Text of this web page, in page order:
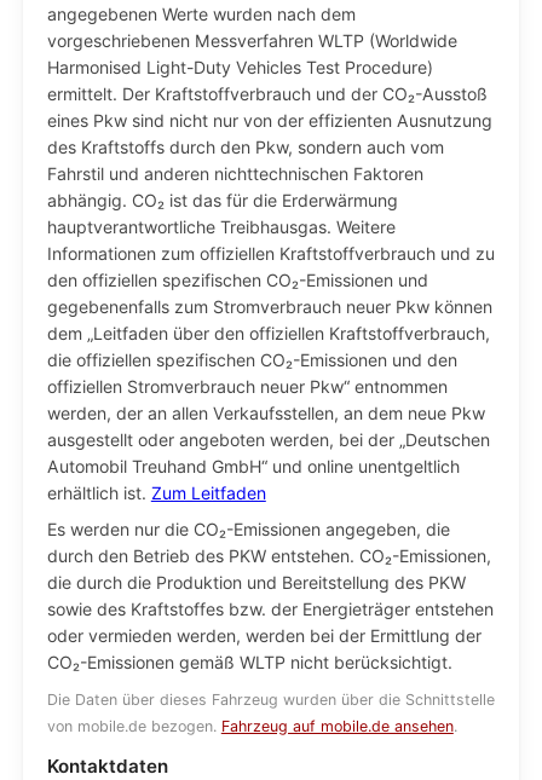
angegebenen Werte wurden nach dem
vorgeschriebenen Messverfahren WLTP (Worldwide
Harmonised Light-Duty Vehicles Test Procedure)
ermittelt. Der Kraftstoffverbrauch und der CO₂-Ausstoß
eines Pkw sind nicht nur von der effizienten Ausnutzung
des Kraftstoffs durch den Pkw, sondern auch vom
Fahrstil und anderen nichttechnischen Faktoren
abhängig. CO₂ ist das für die Erderwärmung
hauptverantwortliche Treibhausgas. Weitere
Informationen zum offiziellen Kraftstoffverbrauch und zu
den offiziellen spezifischen CO₂-Emissionen und
gegebenenfalls zum Stromverbrauch neuer Pkw können
dem „Leitfaden über den offiziellen Kraftstoffverbrauch,
die offiziellen spezifischen CO₂-Emissionen und den
offiziellen Stromverbrauch neuer Pkw“ entnommen
werden, der an allen Verkaufsstellen, an dem neue Pkw
ausgestellt oder angeboten werden, bei der „Deutschen
Automobil Treuhand GmbH“ und online unentgeltlich
erhältlich ist. Zum Leitfaden
Es werden nur die CO₂-Emissionen angegeben, die
durch den Betrieb des PKW entstehen. CO₂-Emissionen,
die durch die Produktion und Bereitstellung des PKW
sowie des Kraftstoffes bzw. der Energieträger entstehen
oder vermieden werden, werden bei der Ermittlung der
CO₂-Emissionen gemäß WLTP nicht berücksichtigt.
Die Daten über dieses Fahrzeug wurden über die Schnittstelle
von mobile.de bezogen. Fahrzeug auf mobile.de ansehen.
Kontaktdaten